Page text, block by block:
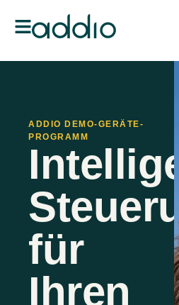
ADDIO DEMO-GERÄTE-
PROGRAMM
für
Ihren